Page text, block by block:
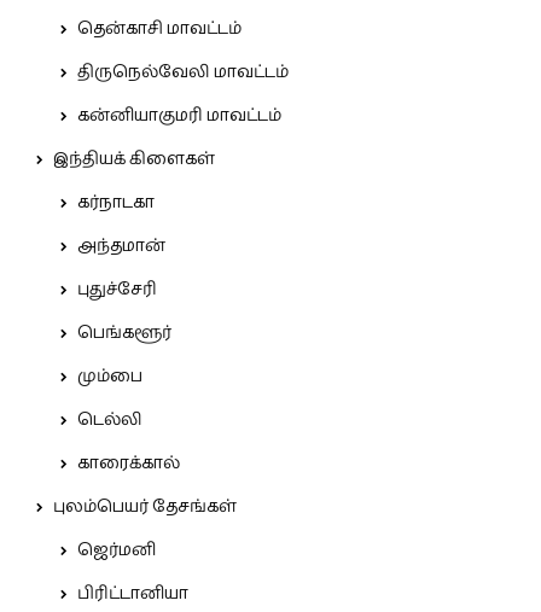
தென்காசி மாவட்டம்
திருநெல்வேலி மாவட்டம்
கன்னியாகுமரி மாவட்டம்
இந்தியக் கிளைகள்
கர்நாடகா
அந்தமான்
புதுச்சேரி
பெங்களூர்
மும்பை
டெல்லி
காரைக்கால்
புலம்பெயர் தேசங்கள்
ஜெர்மனி
பிரிட்டானியா